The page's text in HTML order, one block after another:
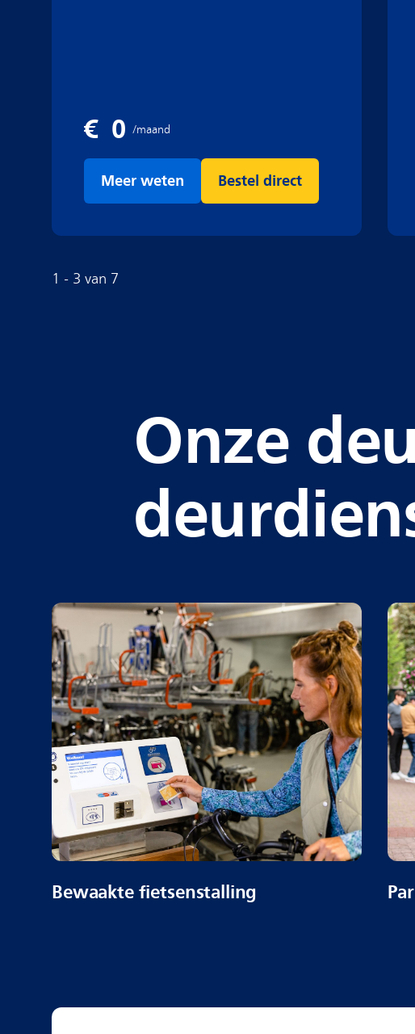
Meer weten Bestel direct
1 - 3 van 7
Onze
Bewaakte fietsenstalling